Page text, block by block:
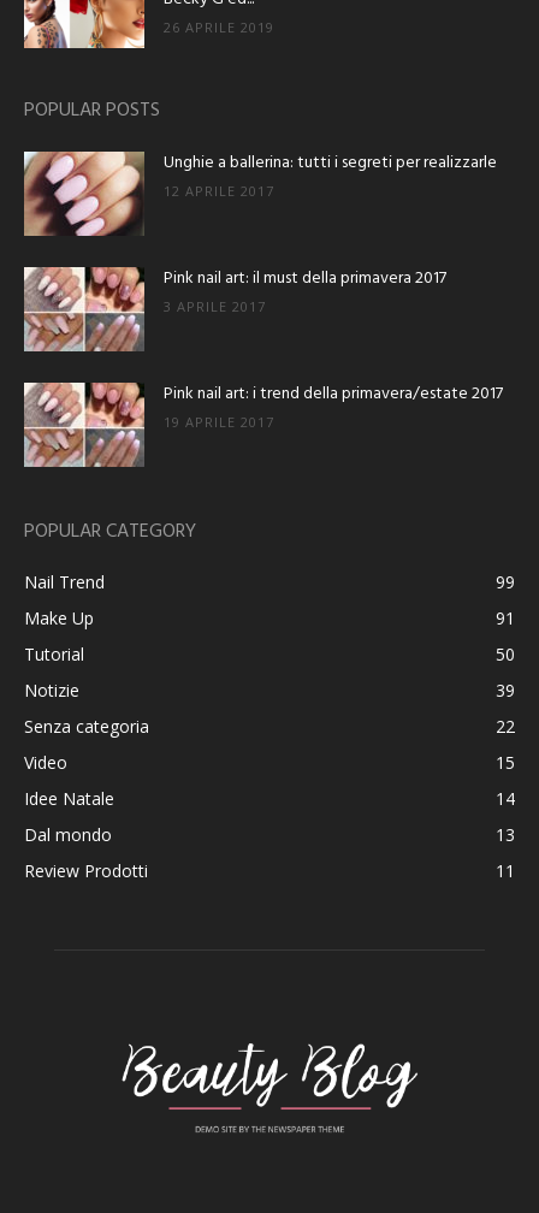
26 APRILE 2019
POPULAR POSTS
Unghie a ballerina: tutti i segreti per realizzarle
12 APRILE 2017
Pink nail art: il must della primavera 2017
3 APRILE 2017
Pink nail art: i trend della primavera/estate 2017
19 APRILE 2017
POPULAR CATEGORY
Nail Trend
99
Make Up
91
Tutorial
50
Notizie
39
Senza categoria
22
Video
15
Idee Natale
14
Dal mondo
13
Review Prodotti
11